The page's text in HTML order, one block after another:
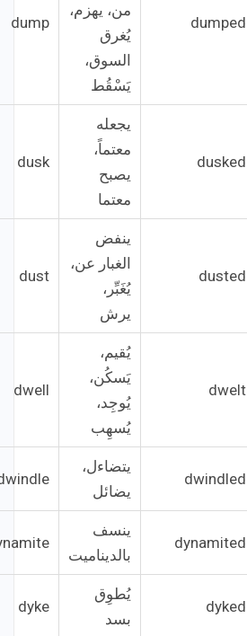
dumped
من، يهزم،
يُغرق
السوق،
يَسْقُط
dump
dusked
يجعله
معتماً،
يصبح
معتما
dusk
dusted
ينفض
الغبار عن،
يُغَبِّر،
يرش
dust
dwelt
يُقيم،
يَسكُن،
يُوجِد،
يُسهِب
dwell
dwindled
يتضاءل،
يضائل
dynamited
ينسف
بالديناميت
dyked
يُطوِق
بسد
dyke